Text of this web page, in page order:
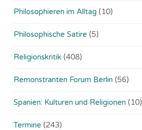
Philosophieren im Alltag (10)
Philosophische Satire (5)
Religionskritik (408)
Remonstranten Forum Berlin (56)
Spanien: Kulturen und Religionen (10)
Termine (243)